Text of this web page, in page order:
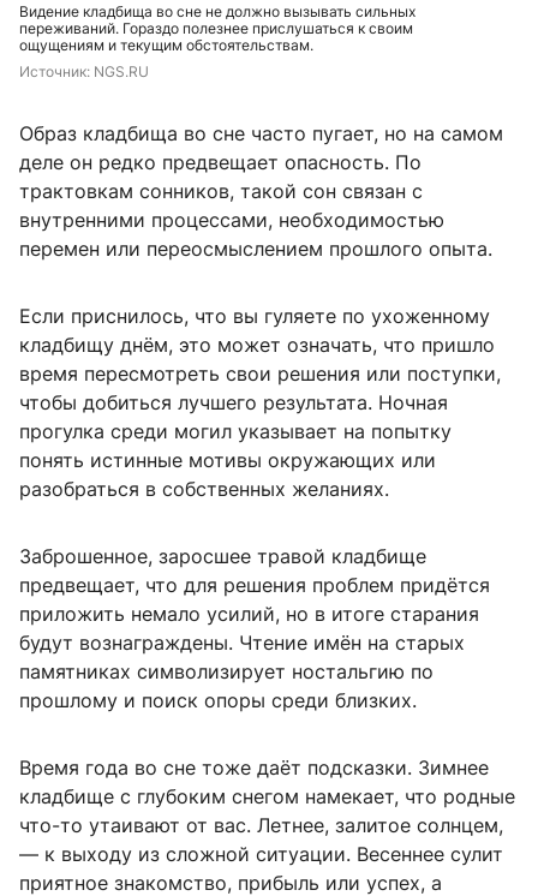
Видение кладбища во сне не должно вызывать сильных
переживаний. Гораздо полезнее прислушаться к своим
ощущениям и текущим обстоятельствам.
Источник: NGS.RU
Образ кладбища во сне часто пугает, но на самом
деле он редко предвещает опасность. По
трактовкам сонников, такой сон связан с
внутренними процессами, необходимостью
перемен или переосмыслением прошлого опыта.
Если приснилось, что вы гуляете по ухоженному
кладбищу днём, это может означать, что пришло
время пересмотреть свои решения или поступки,
чтобы добиться лучшего результата. Ночная
прогулка среди могил указывает на попытку
понять истинные мотивы окружающих или
разобраться в собственных желаниях.
Заброшенное, заросшее травой кладбище
предвещает, что для решения проблем придётся
приложить немало усилий, но в итоге старания
будут вознаграждены. Чтение имён на старых
памятниках символизирует ностальгию по
прошлому и поиск опоры среди близких.
Время года во сне тоже даёт подсказки. Зимнее
кладбище с глубоким снегом намекает, что родные
что-то утаивают от вас. Летнее, залитое солнцем,
— к выходу из сложной ситуации. Весеннее сулит
приятное знакомство, прибыль или успех, а